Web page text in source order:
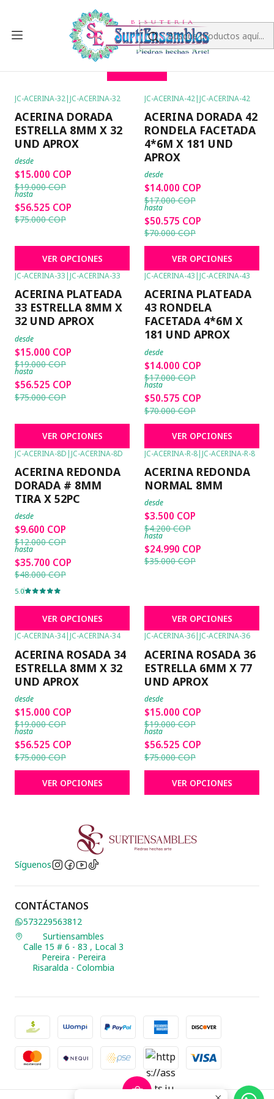
Inicio
ACERINA
FILTROS
JC-ACERINA-32|JC-ACERINA-32
ACERINA DORADA
ESTRELLA 8MM X 32
UND APROX
desde
$15.000 COP
$19.000 COP
hasta
$56.525 COP
$75.000 COP
VER OPCIONES
JC-ACERINA-42|JC-ACERINA-42
ACERINA DORADA 42
RONDELA FACETADA
4*6M X 181 UND
APROX
desde
$14.000 COP
$17.000 COP
hasta
$50.575 COP
$70.000 COP
VER OPCIONES
JC-ACERINA-33|JC-ACERINA-33
ACERINA PLATEADA
33 ESTRELLA 8MM X
32 UND APROX
desde
$15.000 COP
$19.000 COP
hasta
$56.525 COP
$75.000 COP
VER OPCIONES
JC-ACERINA-43|JC-ACERINA-43
ACERINA PLATEADA
43 RONDELA
FACETADA 4*6M X
181 UND APROX
desde
$14.000 COP
$17.000 COP
hasta
$50.575 COP
$70.000 COP
VER OPCIONES
JC-ACERINA-8D|JC-ACERINA-8D
ACERINA REDONDA
DORADA # 8MM
TIRA X 52PC
desde
$9.600 COP
$12.000 COP
hasta
$35.700 COP
$48.000 COP
5.0
VER OPCIONES
JC-ACERINA-R-8|JC-ACERINA-R-8
ACERINA REDONDA
NORMAL 8MM
desde
$3.500 COP
$4.200 COP
hasta
$24.990 COP
$35.000 COP
VER OPCIONES
JC-ACERINA-34 JC-ACERINA-34
ACERINA ROSADA 34
ESTRELLA 8MM X 32
UND APROX
desde
$15.000 COP
$19.000 COP
hasta
$56.525 COP
$75.000 COP
VER OPCIONES
JC-ACERINA-36 JC-ACERINA-36
ACERINA ROSADA 36
ESTRELLA 6MM X 77
UND APROX
desde
$15.000 COP
$19.000 COP
hasta
$56.525 COP
$75.000 COP
VER OPCIONES
Síguenos
CONTÁCTANOS
573229563812
Surtiensambles
Calle 15 # 6 - 83 , Local 3
Pereira - Pereira
Risaralda - Colombia